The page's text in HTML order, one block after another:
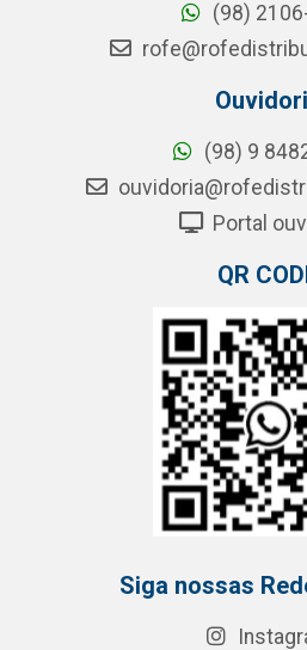
(98)
(98) 9
Portal
QR
Siga nossas